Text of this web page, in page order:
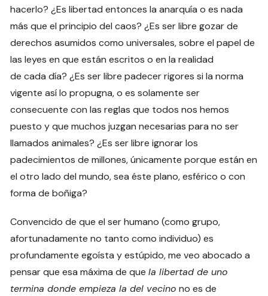
hacerlo? ¿Es libertad entonces la anarquía o es nada
más que el principio del caos? ¿Es ser libre gozar de
derechos asumidos como universales, sobre el papel de
las leyes en que están escritos o en la realidad
de cada día? ¿Es ser libre padecer rigores si la norma
vigente así lo propugna, o es solamente ser
consecuente con las reglas que todos nos hemos
puesto y que muchos juzgan necesarias para no ser
llamados animales? ¿Es ser libre ignorar los
padecimientos de millones, únicamente porque están en
el otro lado del mundo, sea éste plano, esférico o con
forma de boñiga?
Convencido de que el ser humano (como grupo,
afortunadamente no tanto como individuo) es
profundamente egoísta y estúpido, me veo abocado a
pensar que esa máxima de quela libertad de uno
termina dondeempieza la del vecino no es de